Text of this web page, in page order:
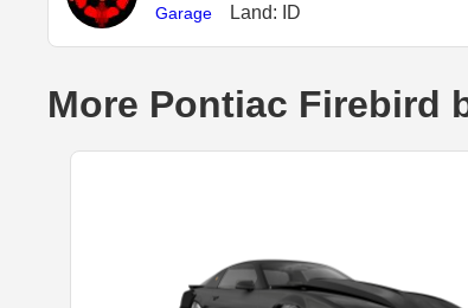
Garage Land: ID
More Pontiac Firebird